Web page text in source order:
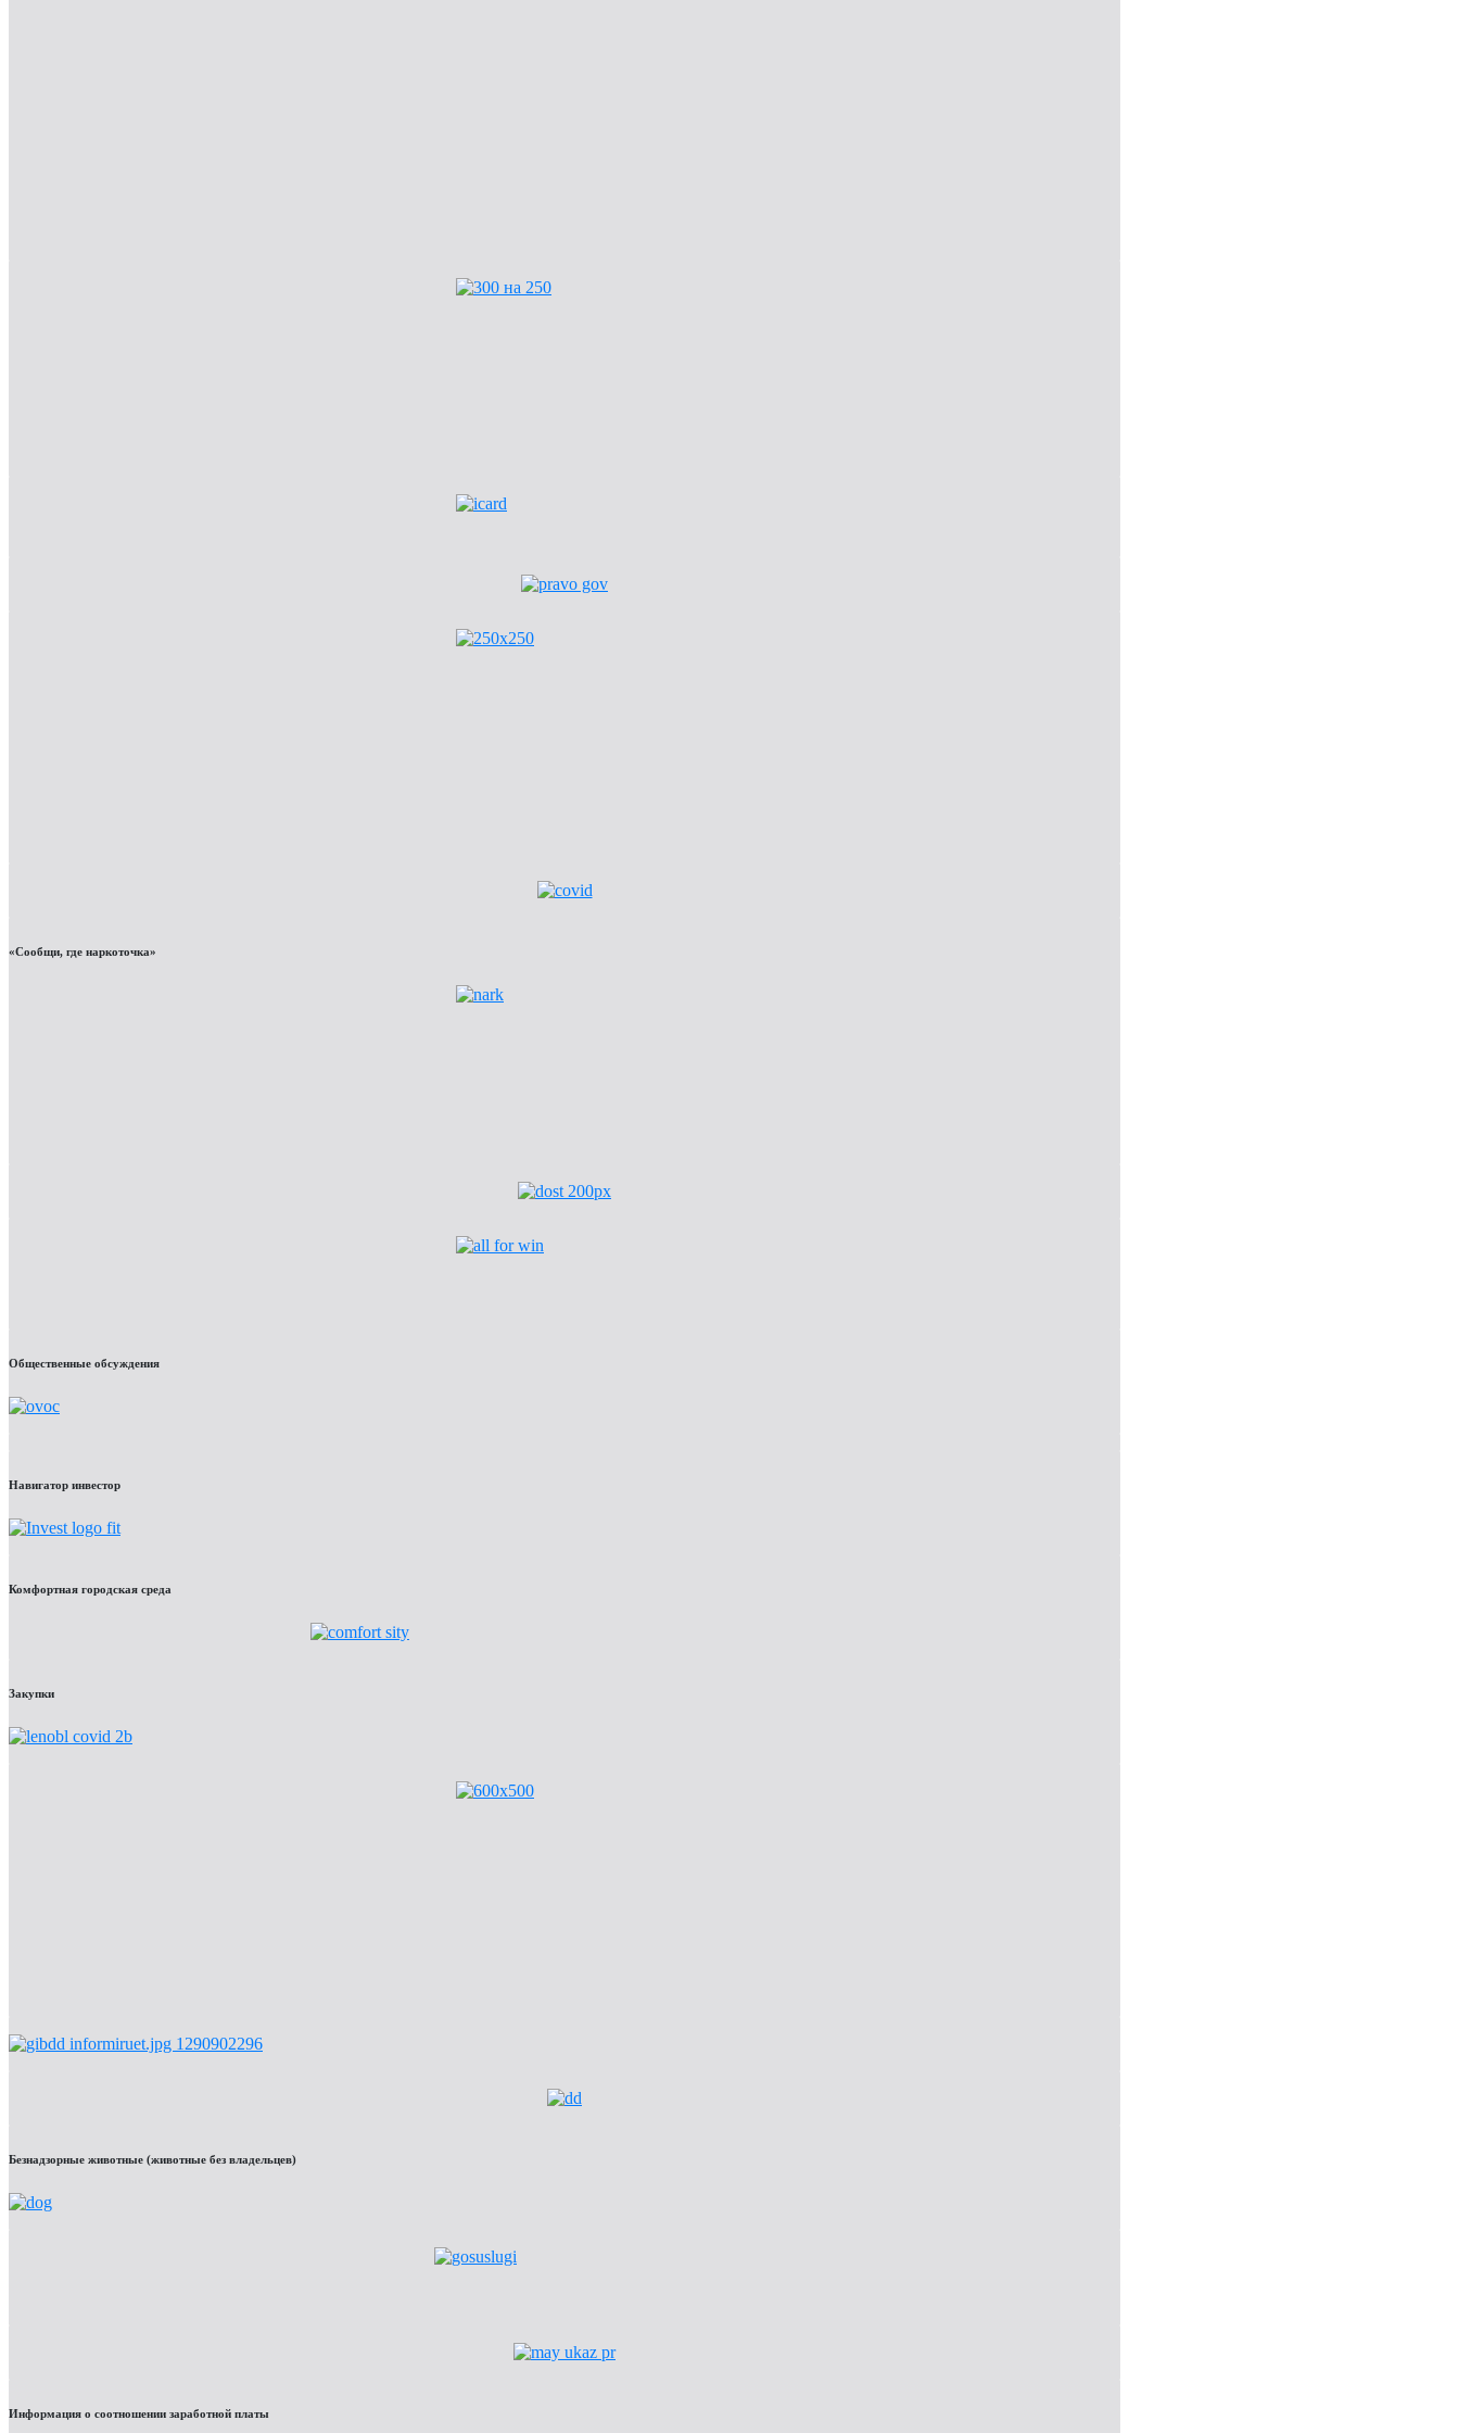
«Сообщи, где наркоточка»
Общественные обсуждения
Навигатор инвестор
Комфортная городская среда
Закупки
Безнадзорные животные (животные без владельцев)
Информация о соотношении заработной платы